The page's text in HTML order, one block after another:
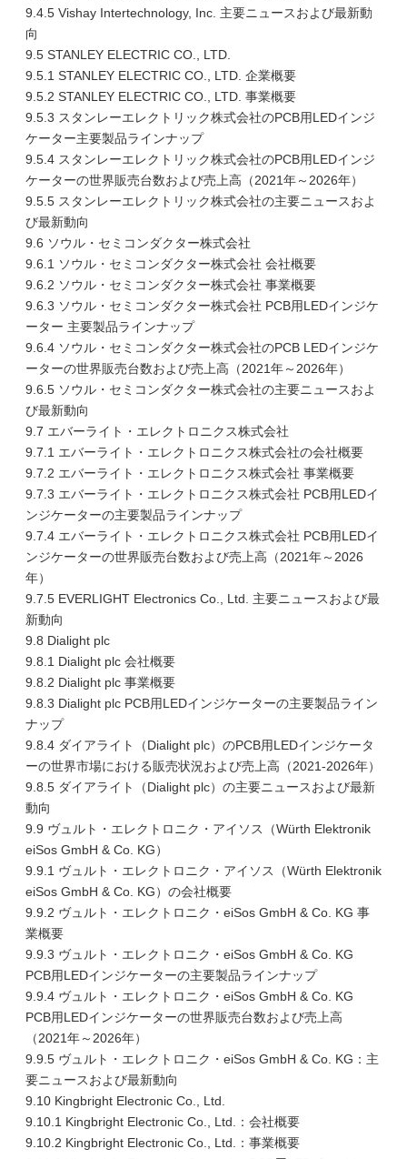
9.4.5 Vishay Intertechnology, Inc. 主要ニュースおよび最新動
向
9.5 STANLEY ELECTRIC CO., LTD.
9.5.1 STANLEY ELECTRIC CO., LTD. 企業概要
9.5.2 STANLEY ELECTRIC CO., LTD. 事業概要
9.5.3 スタンレーエレクトリック株式会社のPCB用LEDインジ
ケーター主要製品ラインナップ
9.5.4 スタンレーエレクトリック株式会社のPCB用LEDインジ
ケーターの世界販売台数および売上高（2021年～2026年）
9.5.5 スタンレーエレクトリック株式会社の主要ニュースおよ
び最新動向
9.6 ソウル・セミコンダクター株式会社
9.6.1 ソウル・セミコンダクター株式会社 会社概要
9.6.2 ソウル・セミコンダクター株式会社 事業概要
9.6.3 ソウル・セミコンダクター株式会社 PCB用LEDインジケ
ーター 主要製品ラインナップ
9.6.4 ソウル・セミコンダクター株式会社のPCB LEDインジケ
ーターの世界販売台数および売上高（2021年～2026年）
9.6.5 ソウル・セミコンダクター株式会社の主要ニュースおよ
び最新動向
9.7 エバーライト・エレクトロニクス株式会社
9.7.1 エバーライト・エレクトロニクス株式会社の会社概要
9.7.2 エバーライト・エレクトロニクス株式会社 事業概要
9.7.3 エバーライト・エレクトロニクス株式会社 PCB用LEDイ
ンジケーターの主要製品ラインナップ
9.7.4 エバーライト・エレクトロニクス株式会社 PCB用LEDイ
ンジケーターの世界販売台数および売上高（2021年～2026
年）
9.7.5 EVERLIGHT Electronics Co., Ltd. 主要ニュースおよび最
新動向
9.8 Dialight plc
9.8.1 Dialight plc 会社概要
9.8.2 Dialight plc 事業概要
9.8.3 Dialight plc PCB用LEDインジケーターの主要製品ライン
ナップ
9.8.4 ダイアライト（Dialight plc）のPCB用LEDインジケータ
ーの世界市場における販売状況および売上高（2021-2026年）
9.8.5 ダイアライト（Dialight plc）の主要ニュースおよび最新
動向
9.9 ヴュルト・エレクトロニク・アイソス（Würth Elektronik
eiSos GmbH & Co. KG）
9.9.1 ヴュルト・エレクトロニク・アイソス（Würth Elektronik
eiSos GmbH & Co. KG）の会社概要
9.9.2 ヴュルト・エレクトロニク・eiSos GmbH & Co. KG 事
業概要
9.9.3 ヴュルト・エレクトロニク・eiSos GmbH & Co. KG
PCB用LEDインジケーターの主要製品ラインナップ
9.9.4 ヴュルト・エレクトロニク・eiSos GmbH & Co. KG
PCB用LEDインジケーターの世界販売台数および売上高
（2021年～2026年）
9.9.5 ヴュルト・エレクトロニク・eiSos GmbH & Co. KG：主
要ニュースおよび最新動向
9.10 Kingbright Electronic Co., Ltd.
9.10.1 Kingbright Electronic Co., Ltd.：会社概要
9.10.2 Kingbright Electronic Co., Ltd.：事業概要